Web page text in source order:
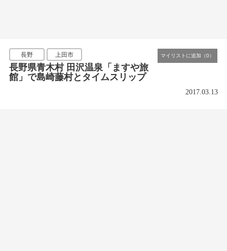
長野 上田市
長野県青木村 田沢温泉「ますや旅
館」で島崎藤村とタイムスリップ
2017.03.13